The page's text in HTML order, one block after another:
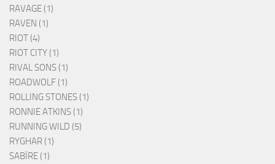
RAVAGE (1)
RAVEN (1)
RIOT (4)
RIOT CITY (1)
RIVAL SONS (1)
ROADWOLF (1)
ROLLING STONES (1)
RONNIE ATKINS (1)
RUNNING WILD (5)
RYGHAR (1)
SABÏRE (1)